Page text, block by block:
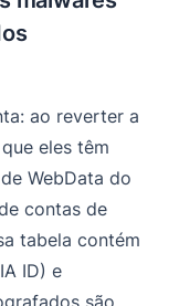
ao reverter a
eles têm
WebData do
contas de
tabela contém
ID) e
são